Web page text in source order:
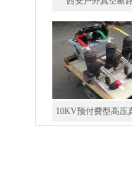
10KV预付费型高压
路器